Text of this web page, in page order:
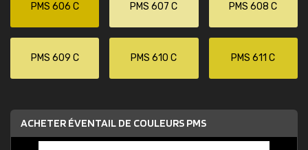
PMS 606 C PMS 607 C PMS 608 C
PMS 609 C PMS 610 C PMS 611 C
ACHETER ÉVENTAIL DE COULEURS PMS